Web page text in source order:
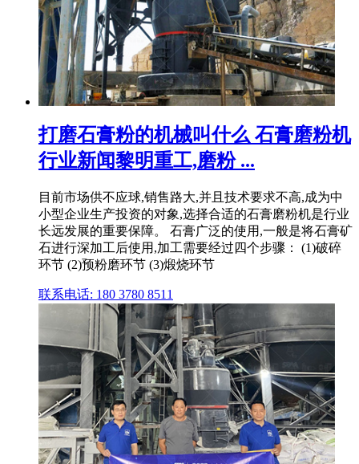
打磨石膏粉的机械叫什么 石膏磨粉机
行业新闻黎明重工,磨粉 ...
目前市场供不应球,销售路大,并且技术要求不高,成为中
小型企业生产投资的对象,选择合适的石膏磨粉机是行业
长远发展的重要保障。 石膏广泛的使用,一般是将石膏矿
石进行深加工后使用,加工需要经过四个步骤： (1)破碎
环节 (2)预粉磨环节 (3)煅烧环节
联系电话: 180 3780 8511